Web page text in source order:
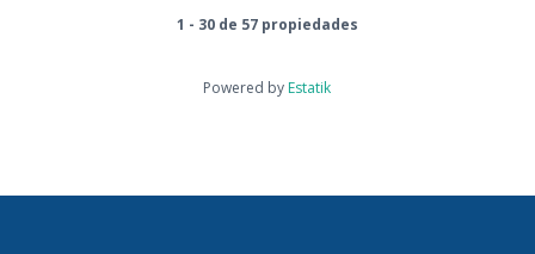
1 - 30 de 57 propiedades
Powered by Estatik